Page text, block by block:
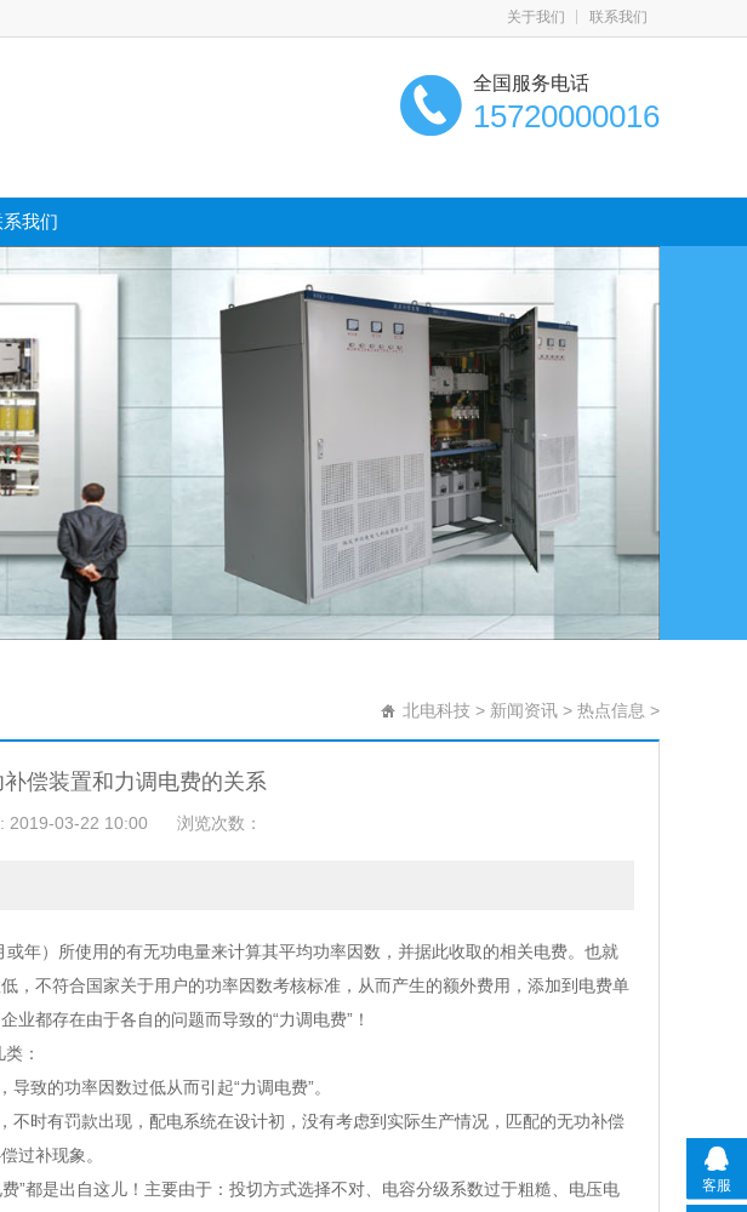
关于我们 联系我们
全国服务电话
15720000016
我们
北电科技 > 新闻资讯 > 热点信息 >
补偿装置和力调电费的关系
2019-03-22 10:00 浏览次数：
年）所使用的有无功电量来计算其平均功率因数，并据此收取的相关电费。也就
，不符合国家关于用户的功率因数考核标准，从而产生的额外费用，添加到电费单
都存在由于各自的问题而导致的“力调电费”！
：
致的功率因数过低从而引起“力调电费”。
时有罚款出现，配电系统在设计初，没有考虑到实际生产情况，匹配的无功补偿
过补现象。
”都是出自这儿！主要由于：投切方式选择不对、电容分级系数过于粗糙、电压电
客服